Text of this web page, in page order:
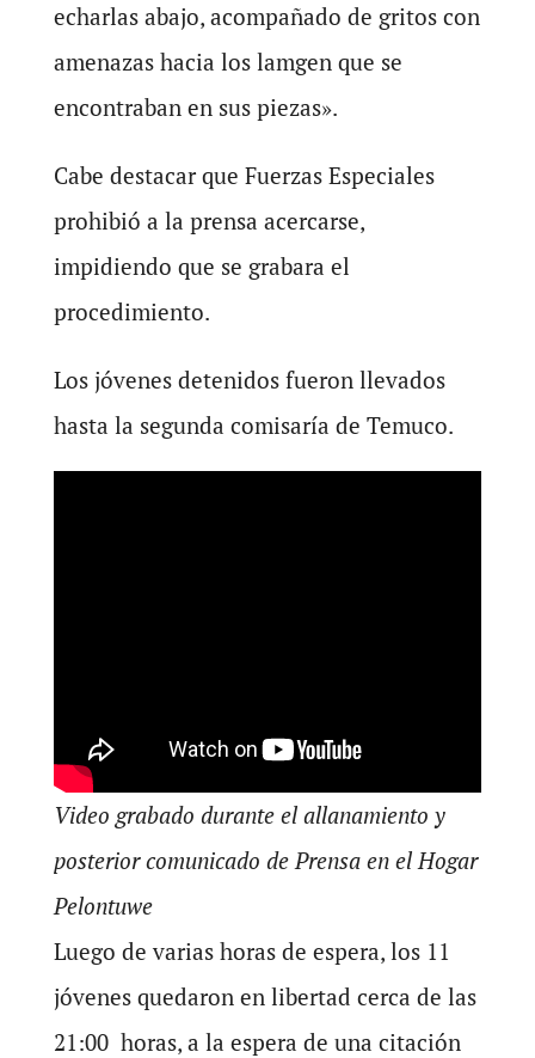
echarlas abajo, acompañado de gritos con
amenazas hacia los lamgen que se
encontraban en sus piezas».
Cabe destacar que Fuerzas Especiales
prohibió a la prensa acercarse,
impidiendo que se grabara el
procedimiento.
Los jóvenes detenidos fueron llevados
hasta la segunda comisaría de Temuco.
Video grabado durante el allanamiento y
posterior comunicado de Prensa en el Hogar
Pelontuwe
Luego de varias horas de espera, los 11
jóvenes quedaron en libertad cerca de las
21:00 horas, a la espera de una citación